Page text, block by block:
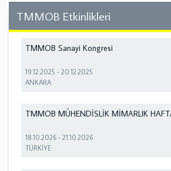
TMMOB Etkinlikleri
TMMOB Sanayi Kongresi
19.12.2025 -20.12.2025
ANKARA
TMMOB MÜHENDİSLİK MİMARLIK
18.10.2026 -21.10.2026
TÜRKİYE